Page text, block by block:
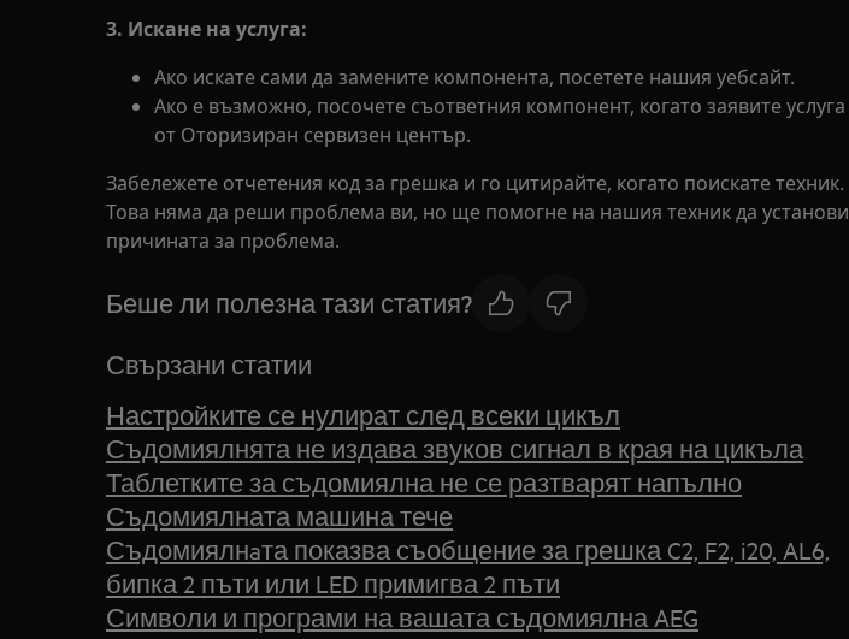
3. Искане на услуга:
Ако искате сами да замените компонента, посетете нашия уебсайт.
Ако е възможно, посочете съответния компонент, когато заявите услуга
от Оторизиран сервизен център.
Забележете отчетения код за грешка и го цитирайте, когато поискате техник.
Това няма да реши проблема ви, но ще помогне на нашия техник да установи
причината за проблема.
Беше ли полезна тази статия?
Свързани статии
Настройките се нулират след всеки цикъл
Съдомиялнята не издава звуков сигнал в края на цикъла
Таблетките за съдомиялна не се разтварят напълно
Съдомиялната машина тече
Съдомиялнaта показва съобщение за грешка C2, F2, i20, AL6,
бипка 2 пъти или LED примигва 2 пъти
Символи и програми на вашата съдомиялна AEG